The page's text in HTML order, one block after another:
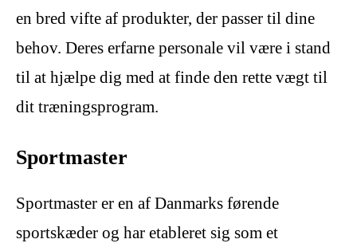
en bred vifte af produkter, der passer til dine
behov. Deres erfarne personale vil være i stand
til at hjælpe dig med at finde den rette vægt til
dit træningsprogram.
Sportmaster
Sportmaster er en af Danmarks førende
sportskæder og har etableret sig som et